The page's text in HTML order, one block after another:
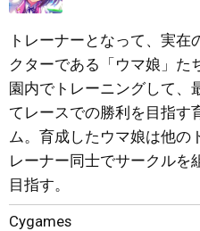
トレーナーとなって、実在
クターである「ウマ娘」た
園内でトレーニングして、
てレースでの勝利を目指す
ム。育成したウマ娘は他の
レーナー同士でサークルを
目指す。
Cygames